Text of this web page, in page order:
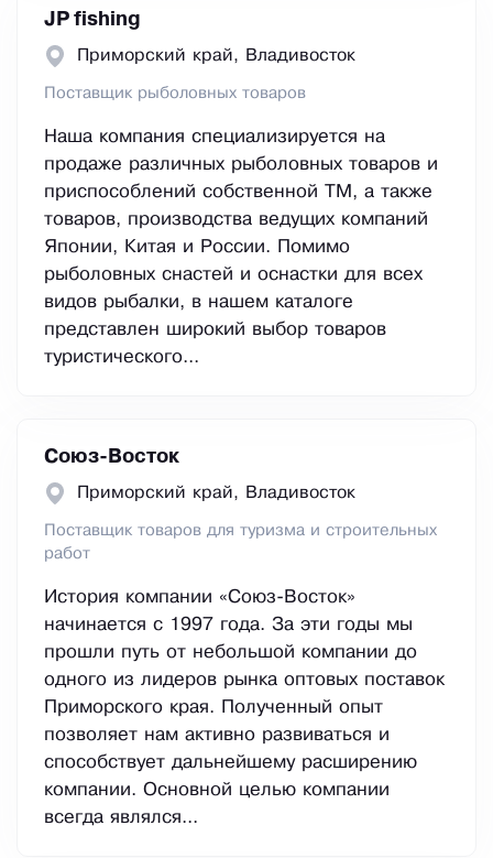
JP fishing
Приморский край, Владивосток
Поставщик рыболовных товаров
Наша компания специализируется на
продаже различных рыболовных товаров и
приспособлений собственной ТМ, а также
товаров, производства ведущих компаний
Японии, Китая и России. Помимо
рыболовных снастей и оснастки для всех
видов рыбалки, в нашем каталоге
представлен широкий выбор товаров
туристического...
Союз-Восток
Приморский край, Владивосток
Поставщик товаров для туризма и строительных
работ
История компании «Союз-Восток»
начинается с 1997 года. За эти годы мы
прошли путь от небольшой компании до
одного из лидеров рынка оптовых поставок
Приморского края. Полученный опыт
позволяет нам активно развиваться и
способствует дальнейшему расширению
компании. Основной целью компании
всегда являлся...